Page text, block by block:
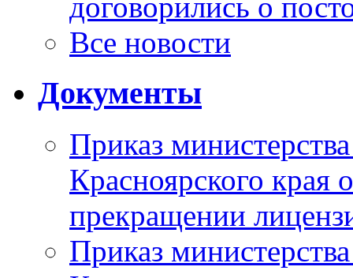
Все новости
Документы
Приказ
Красноярского
прекращении
Приказ